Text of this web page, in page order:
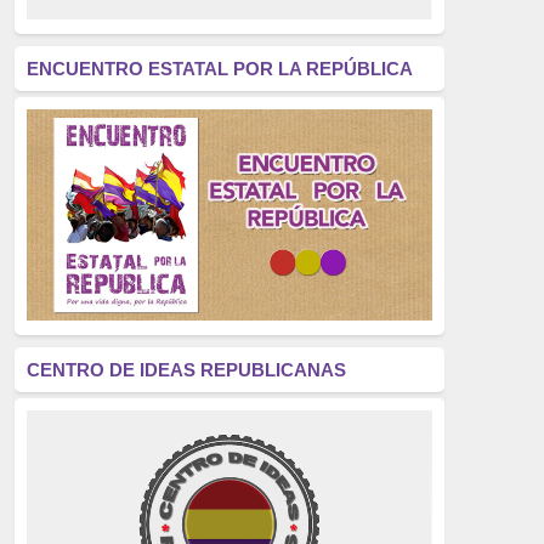
América Latina
(305)
Exhumación
(304)
Golpe de Estado
(304)
Brigadas Internacionales
(303)
pensamiento
(294)
Revisionismo
(289)
La Transición
(275)
educación pública
(270)
La Izquierda
(260)
ENCUENTRO ESTATAL POR LA REPÚBLICA
CENTRO DE IDEAS REPUBLICANAS